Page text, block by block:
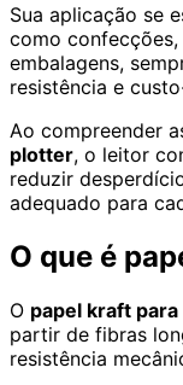
Sua aplicação se
como
embalagens,
resistência e
Ao compreender
plotter, o leitor
reduzir
adequado para
O que é
O papel kraft
partir de fibras
resistência